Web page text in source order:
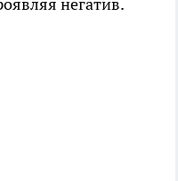
негатив.